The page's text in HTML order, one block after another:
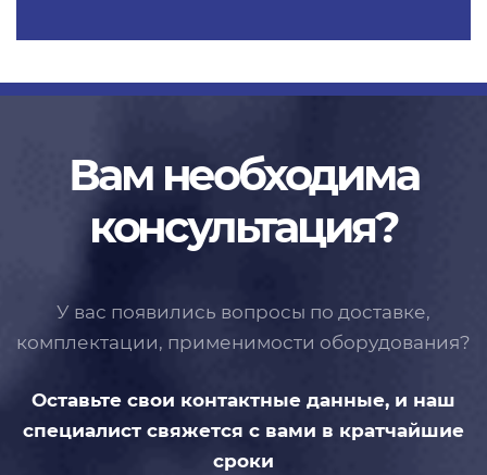
Вам необходима
консультация?
У вас появились вопросы по доставке,
комплектации, применимости оборудования?
Оставьте свои контактные данные, и наш
специалист свяжется с вами в кратчайшие
сроки